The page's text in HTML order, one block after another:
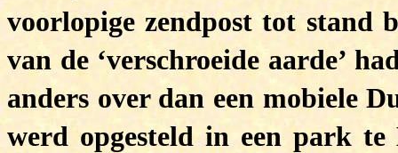
voorlopige zendpost tot stand
van de ‘verschroeide aarde’
anders over dan een mobiele
werd opgesteld in een park